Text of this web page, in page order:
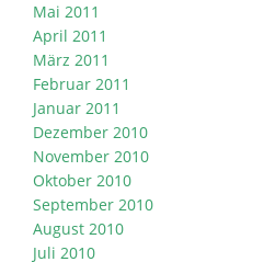
Mai 2011
April 2011
März 2011
Februar 2011
Januar 2011
Dezember 2010
November 2010
Oktober 2010
September 2010
August 2010
Juli 2010